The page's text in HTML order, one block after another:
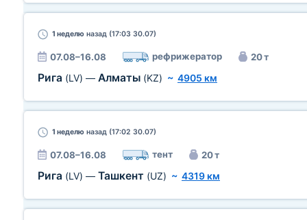
1 неделю назад (17:03 30.07)
07.08–16.08 рефрижератор 20 т
Рига (LV) — Алматы (KZ) ~ 4905 км
1 неделю назад (17:02 30.07)
07.08–16.08 тент 20 т
Рига (LV) — Ташкент (UZ) ~ 4319 км